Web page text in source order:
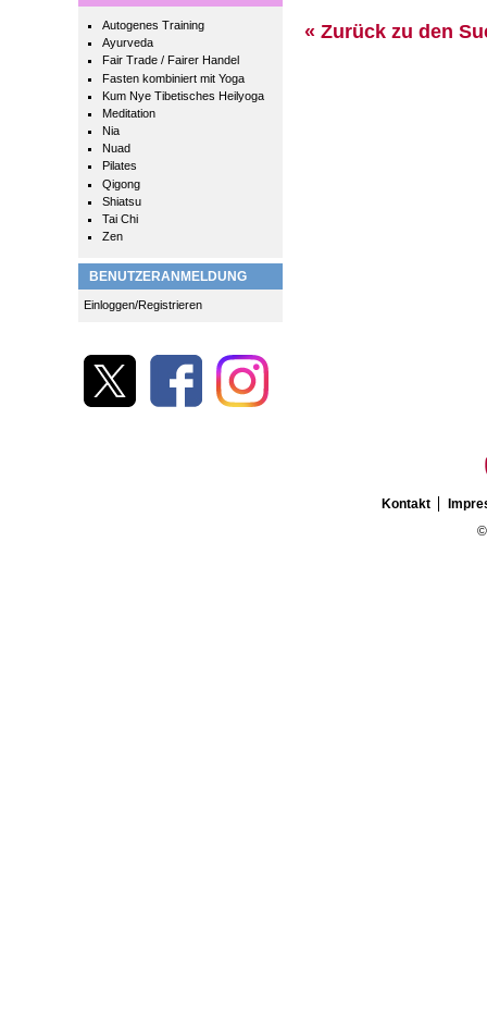
Autogenes Training
Ayurveda
Fair Trade / Fairer Handel
Fasten kombiniert mit Yoga
Kum Nye Tibetisches Heilyoga
Meditation
Nia
Nuad
Pilates
Qigong
Shiatsu
Tai Chi
Zen
BENUTZERANMELDUNG
Einloggen/Registrieren
« Zurück zu den
Kontakt
©